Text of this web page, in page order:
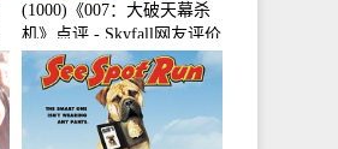
(1000)《007：大破天幕杀
机》点评 - Skyfall网友评价